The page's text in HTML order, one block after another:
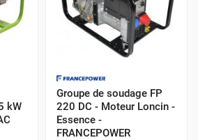
l'alimentation électrique doit être
Hybrides
hybrides combinent plusieurs
thermique et électrique,
maximale. Cette combinaison
de réduire la consommation de
polluantes, mais aussi d'assurer
kW
Groupe de soudage FP
220 DC - Moteur Loncin -
Essence -
FRANCEPOWER